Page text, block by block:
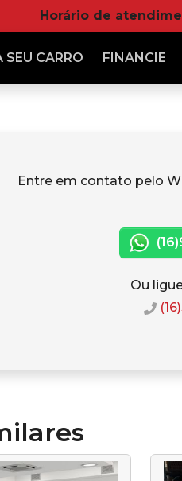
Horário de
SEU CARRO FINANCIE
Entre em contato pelo
Ou